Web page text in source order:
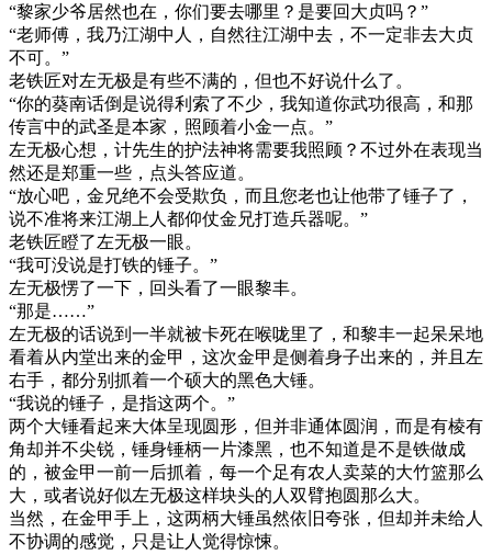
“黎家少爷居然也在，你们要去哪里？是要回大贞吗？”
“老师傅，我乃江湖中人，自然往江湖中去，不一定非去大贞
不可。”
老铁匠对左无极是有些不满的，但也不好说什么了。
“你的葵南话倒是说得利索了不少，我知道你武功很高，和那
传言中的武圣是本家，照顾着小金一点。”
左无极心想，计先生的护法神将需要我照顾？不过外在表现当
然还是郑重一些，点头答应道。
“放心吧，金兄绝不会受欺负，而且您老也让他带了锤子了，
说不准将来江湖上人都仰仗金兄打造兵器呢。”
老铁匠瞪了左无极一眼。
“我可没说是打铁的锤子。”
左无极愣了一下，回头看了一眼黎丰。
“那是……”
左无极的话说到一半就被卡死在喉咙里了，和黎丰一起呆呆地
看着从内堂出来的金甲，这次金甲是侧着身子出来的，并且左
右手，都分别抓着一个硕大的黑色大锤。
“我说的锤子，是指这两个。”
两个大锤看起来大体呈现圆形，但并非通体圆润，而是有棱有
角却并不尖锐，锤身锤柄一片漆黑，也不知道是不是铁做成
的，被金甲一前一后抓着，每一个足有农人卖菜的大竹篮那么
大，或者说好似左无极这样块头的人双臂抱圆那么大。
当然，在金甲手上，这两柄大锤虽然依旧夸张，但却并未给人
不协调的感觉，只是让人觉得惊悚。